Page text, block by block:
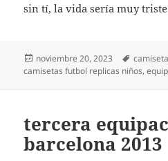
sin tí, la vida sería muy
Publicado
el
noviembre 20, 2023 Etiquetas
camisetas futbol replicas niños,
tercera
barcelona 2013